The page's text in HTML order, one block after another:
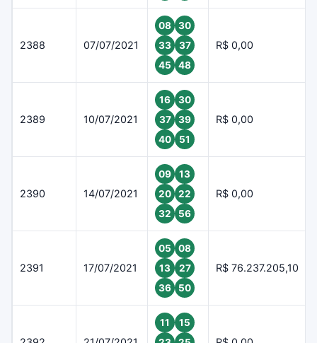
2388 07/07/2021
08
30
33
37
45
48
R$ 0,00
2389 10/07/2021
16
30
37
39
40
51
R$ 0,00
2390 14/07/2021
09
13
20
22
32
56
R$ 0,00
2391 17/07/2021
05
08
13
27
36
50
R$ 76.237.205,10
11
15